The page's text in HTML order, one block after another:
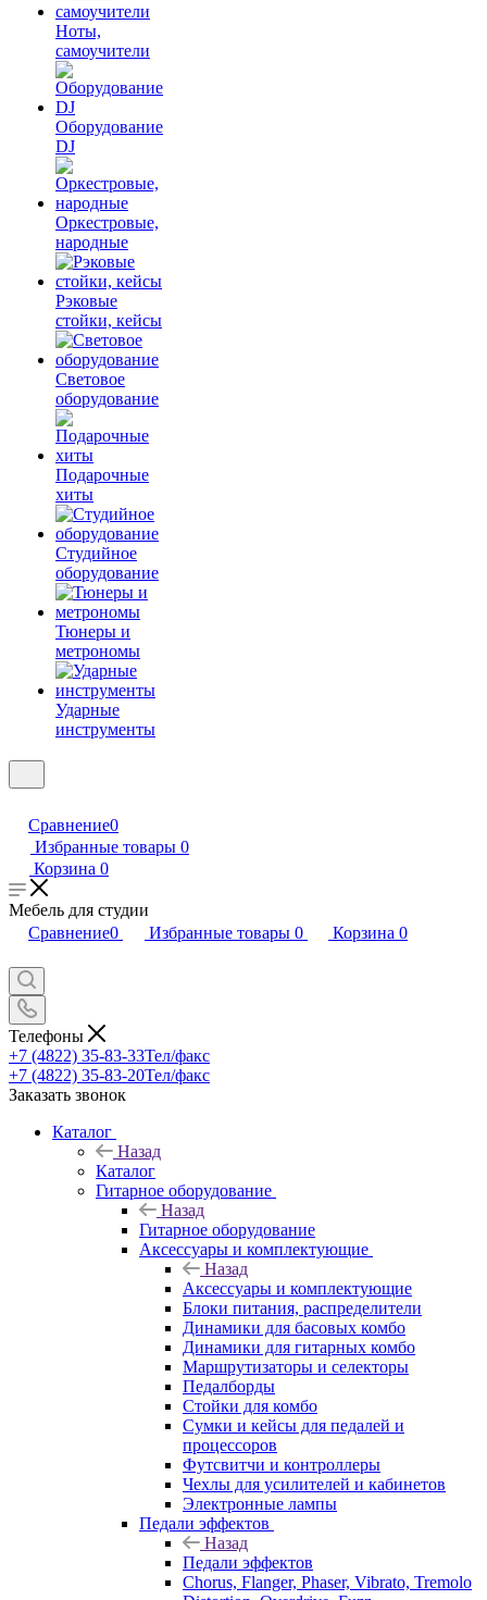
Ноты,
самоучители
Оборудование
DJ
Оркестровые,
народные
Рэковые
стойки, кейсы
Световое
оборудование
Подарочные
хиты
Студийное
оборудование
Тюнеры и
метрономы
Ударные
инструменты
Сравнение0
Избранные товары 0
Корзина 0
Мебель для студии
Сравнение0 Избранные товары 0 Корзина 0
Телефоны
+7 (4822) 35-83-33Тел/факс
+7 (4822) 35-83-20Тел/факс
Заказать звонок
Каталог
Назад
Каталог
Гитарное оборудование
Назад
Гитарное оборудование
Аксессуары и комплектующие
Назад
Аксессуары и комплектующие
Блоки питания, распределители
Динамики для басовых комбо
Динамики для гитарных комбо
Маршрутизаторы и селекторы
Педалборды
Стойки для комбо
Сумки и кейсы для педалей и
процессоров
Футсвитчи и контроллеры
Чехлы для усилителей и кабинетов
Электронные лампы
Педали эффектов
Назад
Педали эффектов
Chorus, Flanger, Phaser, Vibrato, Tremolo